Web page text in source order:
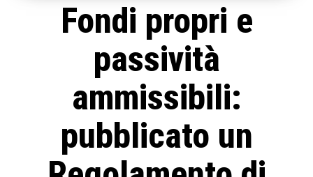
Fondi propri e
passività
ammissibili:
pubblicato un